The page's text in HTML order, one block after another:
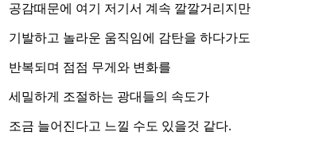
공감때문에 여기 저기서 계속 깔깔거리지만
기발하고 놀라운 움직임에 감탄을 하다가도
반복되며 점점 무게와 변화를
세밀하게 조절하는 광대들의 속도가
조금 늘어진다고 느낄 수도 있을것 같다.